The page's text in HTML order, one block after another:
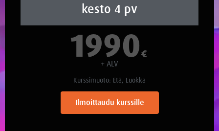
kesto 4 pv
1990€
+ ALV
Kurssimuoto: Etä, Luokka
Ilmoittaudu kurssille